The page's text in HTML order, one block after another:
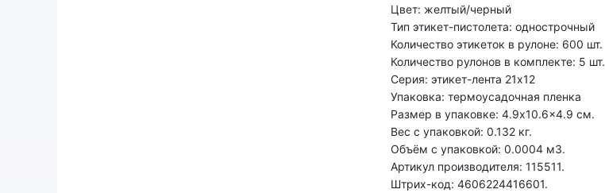
Цвет: желтый/черный
Тип этикет-пистолета: однострочный
Количество этикеток в рулоне: 600 шт.
Количество рулонов в комплекте: 5 шт.
Серия: этикет-лента 21х12
Упаковка: термоусадочная пленка
Размер в упаковке: 4.9x10.6x4.9 см.
Вес с упаковкой: 0.132 кг.
Объём с упаковкой: 0.0004 м3.
Артикул производителя: 115511.
Штрих-код: 4606224416601.